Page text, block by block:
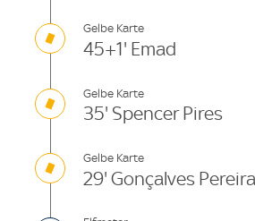
Gelbe Karte
45+1' Emad
Gelbe Karte
35' Spencer Pires
Gelbe Karte
29' Gonçalves